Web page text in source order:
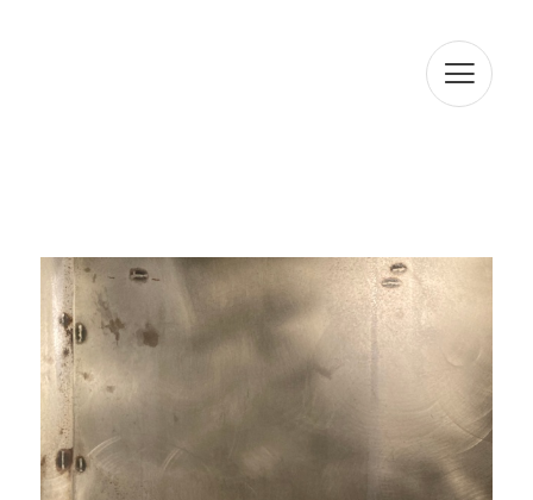
conservades durant el termini estrictament necessari
per complir amb els preceptes esmentats anteriorment.
L'informem que el tractament de les seves dades està
quan siguin inexactes. D'acord amb els drets que li
confereix l'la normativa vigent en protecció de dades
podrà exercir els drets d'accés, rectificació, limitació de
tractament, supressió, portabilitat i oposició a el
tractament de les seves dades de caràcter personal així
com de l'consentiment prestat per al tractament dels
mateixos, dirigint la seva petició a l'adreça postal
indicada més amunt o a l'correu electrònic
jmtorres@arturamon.com. Podrà dirigir-se a l'Autoritat de
Control competent per a presentar la reclamació que